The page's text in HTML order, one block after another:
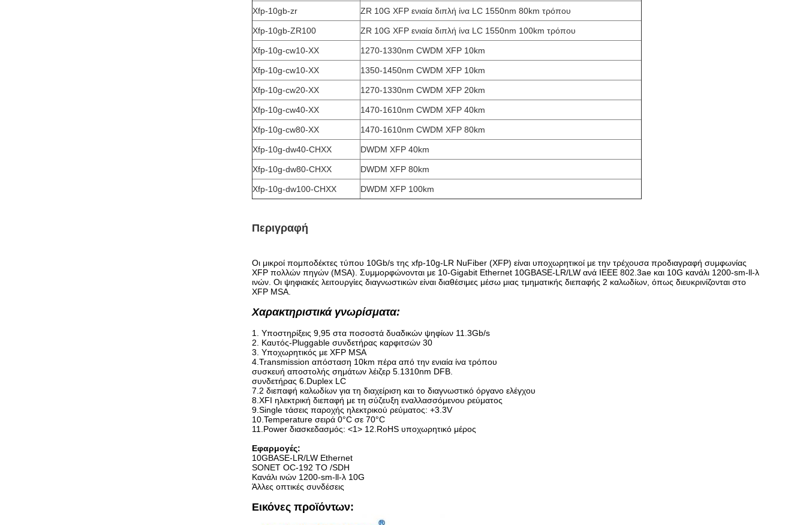
Xfp-10gb-zr ZR 10G XFP ενιαία διπλή ίνα LC 1550nm 80km τρόπου
Xfp-10gb-ZR100 ZR 10G XFP ενιαία διπλή ίνα LC 1550nm 100km τρόπου
Xfp-10g-cw10-ΧΧ 1270-1330nm CWDM XFP 10km
Xfp-10g-cw10-ΧΧ 1350-1450nm CWDM XFP 10km
Xfp-10g-cw20-ΧΧ 1270-1330nm CWDM XFP 20km
Xfp-10g-cw40-ΧΧ 1470-1610nm CWDM XFP 40km
Xfp-10g-cw80-ΧΧ 1470-1610nm CWDM XFP 80km
Xfp-10g-dw40-CHXX DWDM XFP 40km
Xfp-10g-dw80-CHXX DWDM XFP 80km
Xfp-10g-dw100-CHXX DWDM XFP 100km
Περιγραφή
Οι μικροί πομποδέκτες τύπου 10Gb/s της xfp-10g-LR NuFiber (XFP) είναι υποχωρητικοί με την τρέχουσα προδιαγραφή συμφωνίας
XFP πολλών πηγών (MSA). Συμμορφώνονται με 10-Gigabit Ethernet 10GBASE-LR/LW ανά IEEE 802.3ae και 10G κανάλι 1200-sm-ll-λ
ινών. Οι ψηφιακές λειτουργίες διαγνωστικών είναι διαθέσιμες μέσω μιας τμηματικής διεπαφής 2 καλωδίων, όπως διευκρινίζονται στο
XFP MSA.
Χαρακτηριστικά γνωρίσματα:
1. Υποστηρίξεις 9,95 στα ποσοστά δυαδικών ψηφίων 11.3Gb/s
2. Καυτός-Pluggable συνδετήρας καρφιτσών 30
3. Υποχωρητικός με XFP MSA
4.Transmission απόσταση 10km πέρα από την ενιαία ίνα τρόπου
συσκευή αποστολής σημάτων λέιζερ 5.1310nm DFB.
συνδετήρας 6.Duplex LC
7.2 διεπαφή καλωδίων για τη διαχείριση και το διαγνωστικό όργανο ελέγχου
8.XFI ηλεκτρική διεπαφή με τη σύζευξη εναλλασσόμενου ρεύματος
9.Single τάσεις παροχής ηλεκτρικού ρεύματος: +3.3V
10.Temperature σειρά 0°C σε 70°C
11.Power διασκεδασμός: <1> 12.RoHS υποχωρητικό μέρος
Εφαρμογές:
10GBASE-LR/LW Ethernet
SONET OC-192 ΤΟ /SDH
Κανάλι ινών 1200-sm-ll-λ 10G
Άλλες οπτικές συνδέσεις
Εικόνες προϊόντων: